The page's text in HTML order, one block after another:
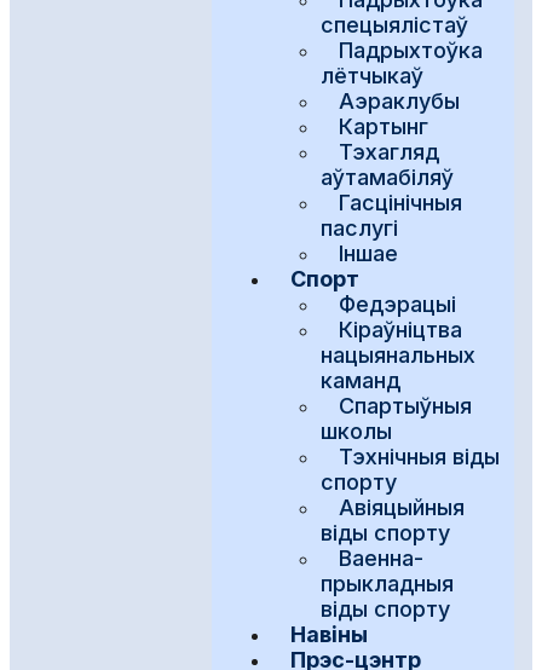
спецыялістаў
Падрыхтоўка
лётчыкаў
Аэраклубы
Картынг
Тэхагляд
аўтамабіляў
Гасцінічныя
паслугі
Іншае
Спорт
Федэрацыі
Кіраўніцтва
нацыянальных
каманд
Спартыўныя
школы
Тэхнічныя віды
спорту
Авіяцыйныя
віды спорту
Ваенна-
прыкладныя
віды спорту
Навіны
Прэс-цэнтр